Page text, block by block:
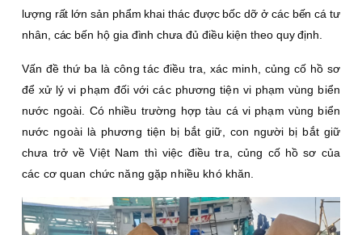
lượng rất lớn sản phẩm khai thác được bốc dỡ ở các bến cá tư
nhân, các bến hộ gia đình chưa đủ điều kiện theo quy định.
Vấn đề thứ ba là công tác điều tra, xác minh, củng cố hồ sơ
để xử lý vi phạm đối với các phương tiện vi phạm vùng biển
nước ngoài. Có nhiều trường hợp tàu cá vi phạm vùng biển
nước ngoài là phương tiện bị bắt giữ, con người bị bắt giữ
chưa trở về Việt Nam thì việc điều tra, củng cố hồ sơ của
các cơ quan chức năng gặp nhiều khó khăn.